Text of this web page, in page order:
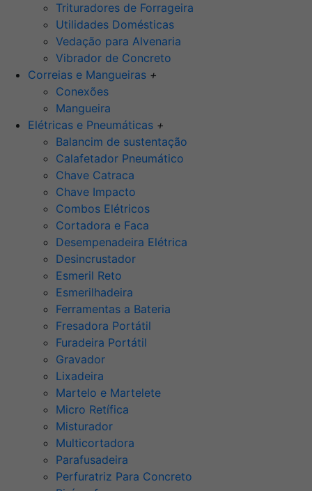
Trituradores de Forrageira
Utilidades Domésticas
Vedação para Alvenaria
Vibrador de Concreto
Correias e Mangueiras +
Conexões
Mangueira
Elétricas e Pneumáticas +
Balancim de sustentação
Calafetador Pneumático
Chave Catraca
Chave Impacto
Combos Elétricos
Cortadora e Faca
Desempenadeira Elétrica
Desincrustador
Esmeril Reto
Esmerilhadeira
Ferramentas a Bateria
Fresadora Portátil
Furadeira Portátil
Gravador
Lixadeira
Martelo e Martelete
Micro Retífica
Misturador
Multicortadora
Parafusadeira
Perfuratriz Para Concreto